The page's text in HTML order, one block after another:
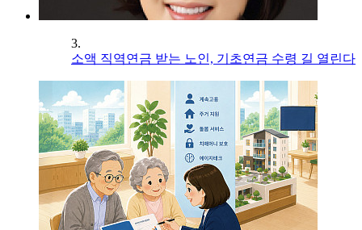
3.
소액 직역연금 받는 노인, 기초연금 수령 길 열린다